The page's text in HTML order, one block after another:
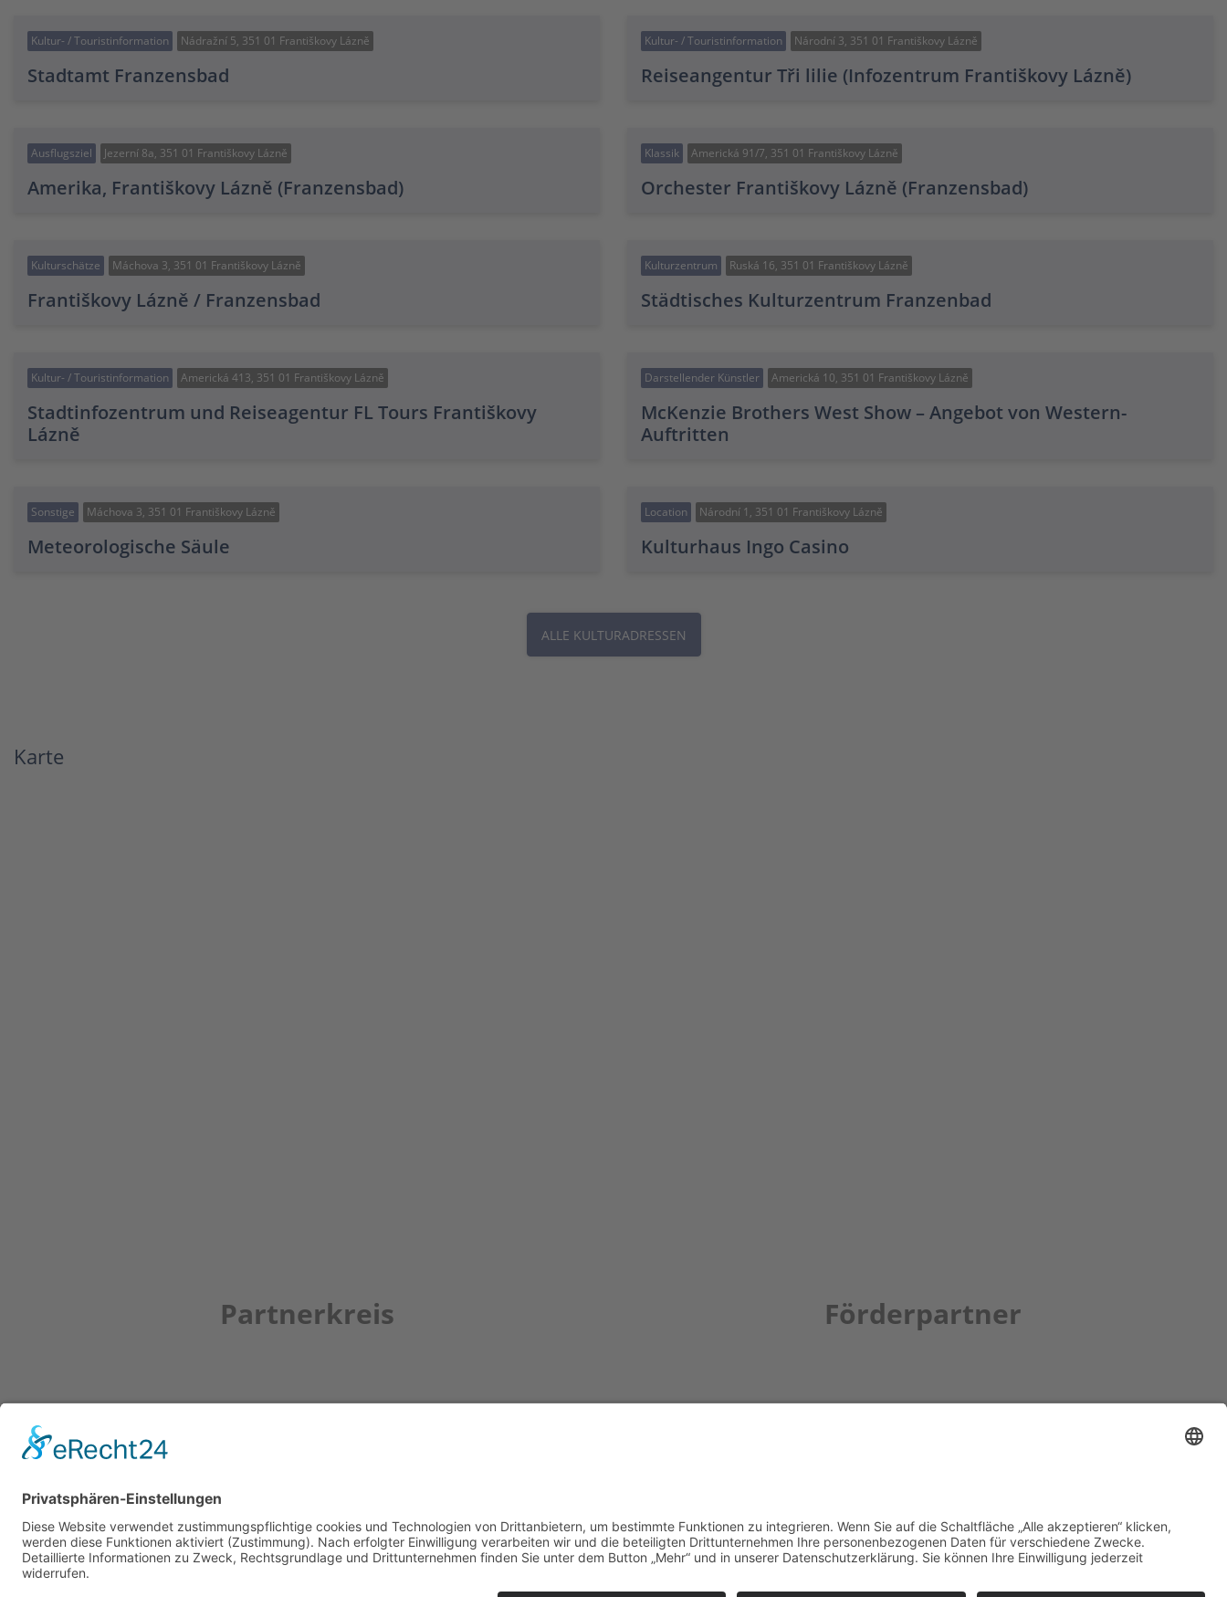
Kultur- / Touristinformation Nádražní 5, 351 01 Františkovy Lázně
Stadtamt Franzensbad
Kultur- / Touristinformation Národní 3, 351 01 Františkovy Lázně
Reiseangentur Tři lilie (Infozentrum Františkovy Lázně)
Ausflugsziel Jezerní 8a, 351 01 Františkovy Lázně
Amerika, Františkovy Lázně (Franzensbad)
Klassik Americká 91/7, 351 01 Františkovy Lázně
Orchester Františkovy Lázně (Franzensbad)
Kulturschätze Máchova 3, 351 01 Františkovy Lázně
Františkovy Lázně / Franzensbad
Kulturzentrum Ruská 16, 351 01 Františkovy Lázně
Städtisches Kulturzentrum Franzenbad
Kultur- / Touristinformation Americká 413, 351 01 Františkovy Lázně
Stadtinfozentrum und Reiseagentur FL Tours Františkovy
Lázně
Darstellender Künstler Americká 10, 351 01 Františkovy Lázně
McKenzie Brothers West Show – Angebot von Western-
Auftritten
Sonstige Máchova 3, 351 01 Františkovy Lázně
Meteorologische Säule
Location Národní 1, 351 01 Františkovy Lázně
Kulturhaus Ingo Casino
ALLE KULTURADRESSEN
Karte
Partnerkreis Förderpartner
Newsletter
ZUR ANMELDUNG
Dr. Veronika Hofinger
Freyung 1, 92539 Schönsee
Tel.:+49 (0)9674 / 92 48 78
veronika.hofinger@cebb.de